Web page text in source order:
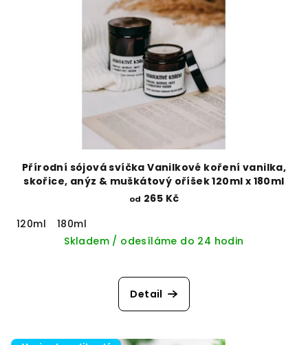
Přírodní sójová svíčka Vanilkové koření vanilka,
skořice, anýz & muškátový oříšek 120ml x 180ml
od 265 Kč
120ml
180ml
Skladem / odesíláme do 24 hodin
Detail